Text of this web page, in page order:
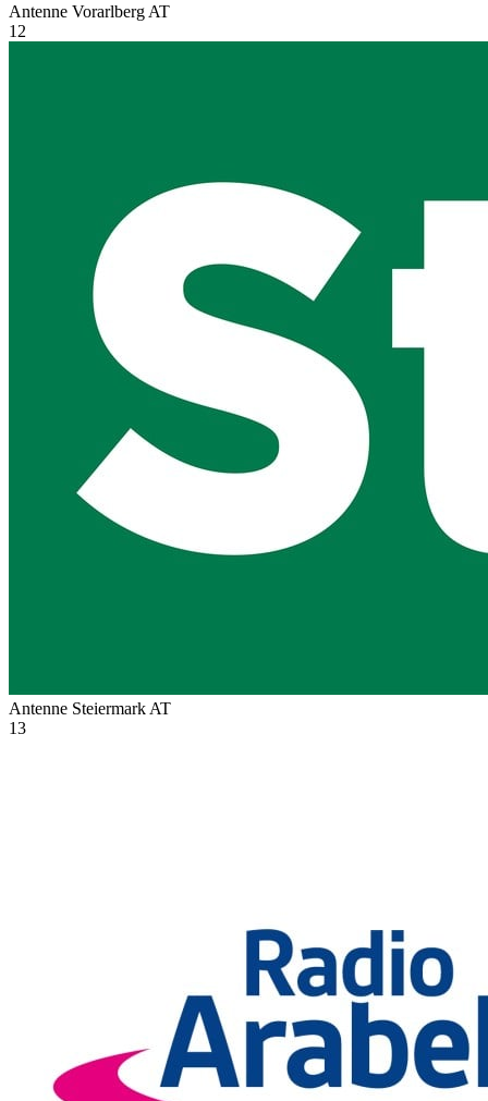
Antenne Vorarlberg AT
12
Antenne Steiermark AT
13